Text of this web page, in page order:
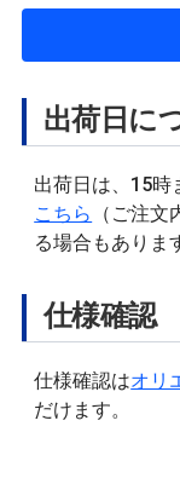
出荷日に
出荷日は、15時
こちら
（ご注
る場合もありま
仕様確認
仕様確認はオリ
だけます。